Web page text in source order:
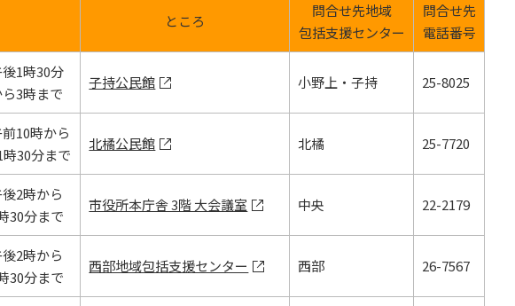
ところ
問合せ先地域
包括支援センター
問合せ先
電話番号
1時30分
ら3時まで
子持公民館 小野上・子持 25-8025
10時から
時30分まで
北橘公民館 北橘 25-7720
2時から
30分まで
市役所本庁舎 3階 大会議室 中央 22-2179
2時から
30分まで
西部地域包括支援センター 西部 26-7567